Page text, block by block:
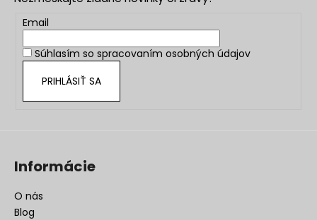
Email
Súhlasím so spracovaním osobných údajov
PRIHLÁSIŤ SA
Informácie
O nás
Blog